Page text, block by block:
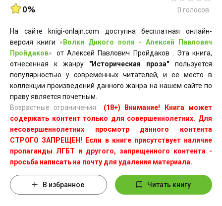
0% 0 голосов
На сайте knigi-onlajn.com доступна бесплатная онлайн-
версия книги « Волки Дикого поля - Алексей Павлович
Пройдаков»
от Алексей Павлович Пройдаков . Эта книга,
отнесенная к жанру "Историческая проза" пользуется
популярностью у современных читателей, и ее место в
коллекции произведений данного жанра на нашем сайте по
праву является почетным.
Возрастные ограничения:
(18+) Внимание! Книга может
содержать контент только для совершеннолетних. Для
несовершеннолетних просмотр данного контента
СТРОГО ЗАПРЕЩЕН! Если в книге присутствует наличие
пропаганды ЛГБТ и другого, запрещенного контента -
просьба написать на почту для удаления материала.
В избранное Читать книгу